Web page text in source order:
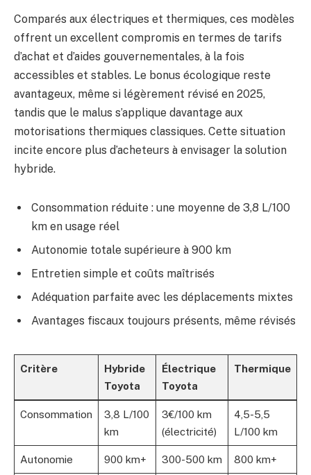
Comparés aux électriques et thermiques, ces modèles
offrent un excellent compromis en termes de tarifs
d’achat et d’aides gouvernementales, à la fois
accessibles et stables. Le bonus écologique reste
avantageux, même si légèrement révisé en 2025,
tandis que le malus s’applique davantage aux
motorisations thermiques classiques. Cette situation
incite encore plus d’acheteurs à envisager la solution
hybride.
Consommation réduite : une moyenne de 3,8 L/100
km en usage réel
Autonomie totale supérieure à 900 km
Entretien simple et coûts maîtrisés
Adéquation parfaite avec les déplacements mixtes
Avantages fiscaux toujours présents, même révisés
Critère
Hybride
Toyota
Électrique
Toyota
Thermique
Consommation
3,8 L/100
km
3€/100 km
(électricité)
4,5-5,5
L/100 km
Autonomie 900 km+ 300-500 km 800 km+